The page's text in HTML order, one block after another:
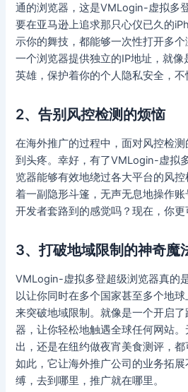
通的浏览器，这是VMLogin-虚拟多
要在亚马逊上追求那只心仪已久的
示你的舞技，都能够一次性打开多
一个浏览器提供独立的IP地址，就
英雄，保护着你的个人隐私安全，不
2、告别风控检测的烦恼
在海外推广的过程中，面对风控检
到头疼。幸好，有了VMLogin-虚拟
览器能够有效地绕过各大平台的风
着一副隐形斗篷，无声无息地操作
开发者套路到的感觉吗？现在，你更
3、打破地域限制的神奇魔
VMLogin-虚拟多登超级浏览器真的
以让你同时在多个国家甚至多个地
来突破地域限制。就像是一个开启
器，让你轻松地触遇全球任何网站
出，还是在纽约做夜宵美食测评，
如此，它让海外推广公司的业务拓
缚，去到哪里，推广就在哪里。